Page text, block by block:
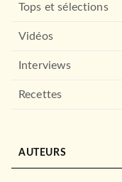
Tops et sélections
Vidéos
Interviews
Recettes
AUTEURS